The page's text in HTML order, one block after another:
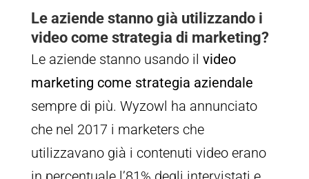
Le aziende stanno già utilizzando i
video come strategia di marketing?
Le aziende stanno usando il video
marketing come strategia aziendale
sempre di più. Wyzowl ha annunciato
che nel 2017 i marketers che
utilizzavano già i contenuti video erano